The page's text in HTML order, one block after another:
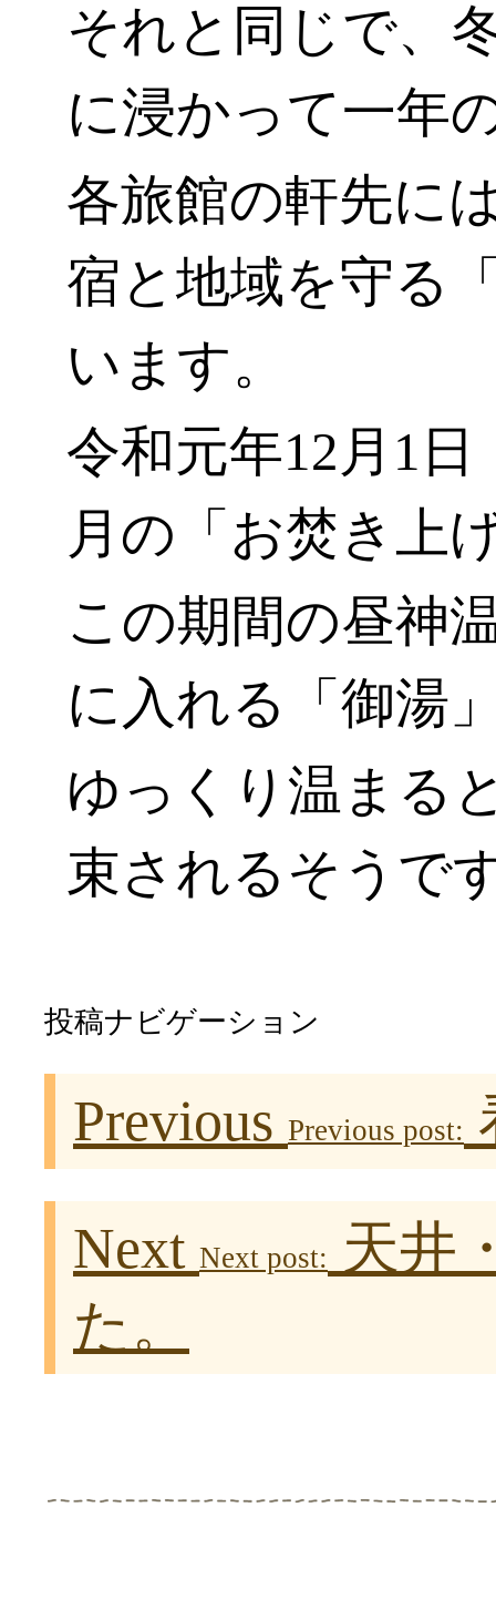
それと同じで、
に浸かって一年
各旅館の軒先に
宿と地域を守る
います。
令和元年12月1
月の「お焚き上
この期間の昼神
に入れる「御湯
ゆっくり温まる
束されるそうで
投稿ナビゲーション
Previous Previous post:
Next Next post:
天井
た。